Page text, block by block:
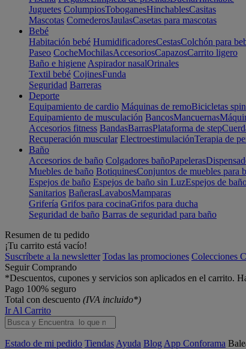
Juguetes ColumpiosToboganesHinchablesCasitas
Mascotas ComederosJaulasCasetas para mascotas
Bebé
Habitación bebé HumidificadoresCestasColchón para
Paseo CocheMochilasAccesoriosCapazosCarrito ligero
Baño e higiene Aspirador nasalOrinales
Textil bebé CojinesFunda
Seguridad Barreras
Deporte
Equipamiento de cardio Máquinas de remoBicicletas
Equipamiento de musculación BancosMancuernas
Accesorios fitness BandasBarrasPlataforma de step
Recuperación muscular ElectroestimulaciónTerapia de
Baño
Accesorios de baño Colgadores bañoPapeleras
Muebles de baño BotiquinesConjuntos de muebles para
Espejos de baño Espejos de baño sin LuzEspejos de
Sanitarios BañerasLavabosMamparas
Grifería Grifos para cocinaGrifos para ducha
Seguridad de baño Barras de seguridad para baño
Resumen de tu pedido
¡Tu carrito está vacío!
Suscríbete a la newsletter Todas las promociones Colecciones
Seguir Comprando
*Descuentos, cupones y servicios son aplicados en el carrito.
Pago 100% seguro
Total con descuento (IVA incluido*)
Ir Al Carrito
Estado de mi pedido Tiendas Ayuda Blog App Conforama